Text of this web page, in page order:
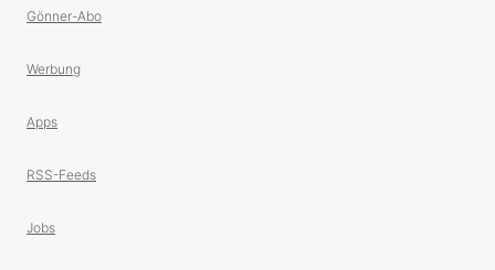
Gönner-Abo
Werbung
Apps
RSS-Feeds
Jobs